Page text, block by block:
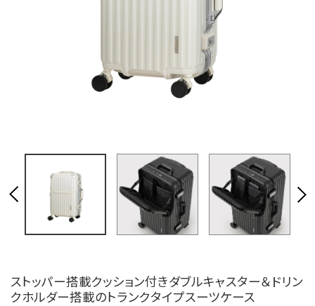
ストッパー搭載クッション付きダブルキャスター＆ドリン
クホルダー搭載のトランクタイプスーツケース